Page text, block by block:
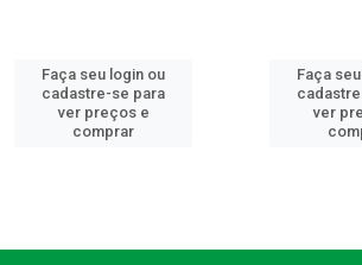
Faça seu login ou
cadastre-se para
ver preços e
comprar
Faça
ver